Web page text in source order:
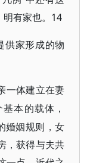
明有家也。14
供家形成的物
一体建立在妻
本的载体，
婚姻规则，女
，获得与夫共